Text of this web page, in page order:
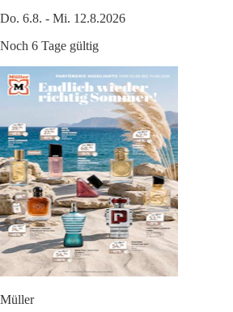
Do. 6.8. - Mi. 12.8.2026
Noch 6 Tage gültig
Müller